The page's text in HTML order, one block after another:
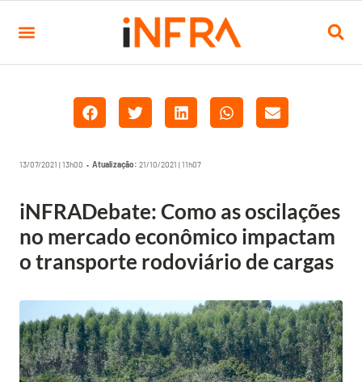
13/07/2021 | 13h00 • Atualização: 21/10/2021 | 11h07
iNFRADebate: Como as oscilações
no mercado econômico impactam
o transporte rodoviário de cargas